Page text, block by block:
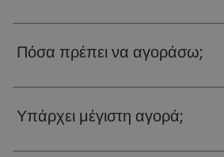
Πόσα πρέπει να αγοράσω;
Υπάρχει μέγιστη αγορά;